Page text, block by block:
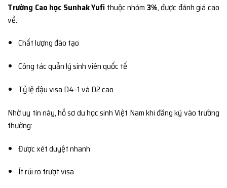
Trường Cao học Sunhak Yufi thuộc nhóm 3%, được đánh giá cao
về:
Chất lượng đào tạo
Công tác quản lý sinh viên quốc tế
Tỷ lệ đậu visa D4-1 và D2 cao
Nhờ uy tín này, hồ sơ du học sinh Việt Nam khi đăng ký vào trường
thường:
Được xét duyệt nhanh
Ít rủi ro trượt visa